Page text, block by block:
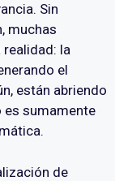
Sin
muchas
la
el
están abriendo
es sumamente
de